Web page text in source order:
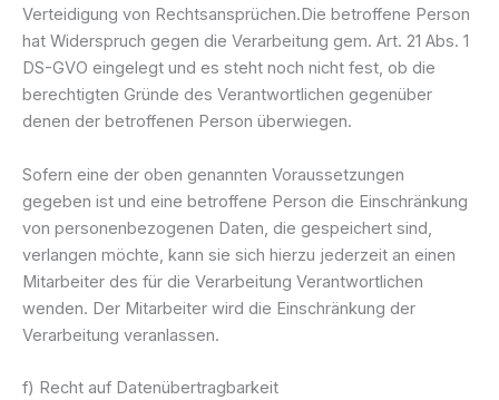
Verteidigung von Rechtsansprüchen.Die betroffene Person
hat Widerspruch gegen die Verarbeitung gem. Art. 21 Abs. 1
DS-GVO eingelegt und es steht noch nicht fest, ob die
berechtigten Gründe des Verantwortlichen gegenüber
denen der betroffenen Person überwiegen.
Sofern eine der oben genannten Voraussetzungen
gegeben ist und eine betroffene Person die Einschränkung
von personenbezogenen Daten, die gespeichert sind,
verlangen möchte, kann sie sich hierzu jederzeit an einen
Mitarbeiter des für die Verarbeitung Verantwortlichen
wenden. Der Mitarbeiter wird die Einschränkung der
Verarbeitung veranlassen.
f) Recht auf Datenübertragbarkeit